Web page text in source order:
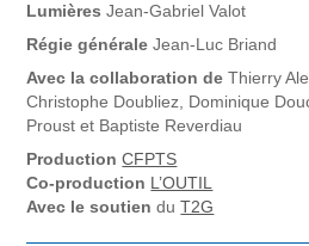
Lumières Jean-Gabriel Valot
Régie générale Jean-Luc Briand
Avec la collaboration de Thierry
Christophe Doubliez, Dominique
Proust et Baptiste Reverdiau
Production CFPTS
Co-production L’OUTIL
Avec le soutien duT2G